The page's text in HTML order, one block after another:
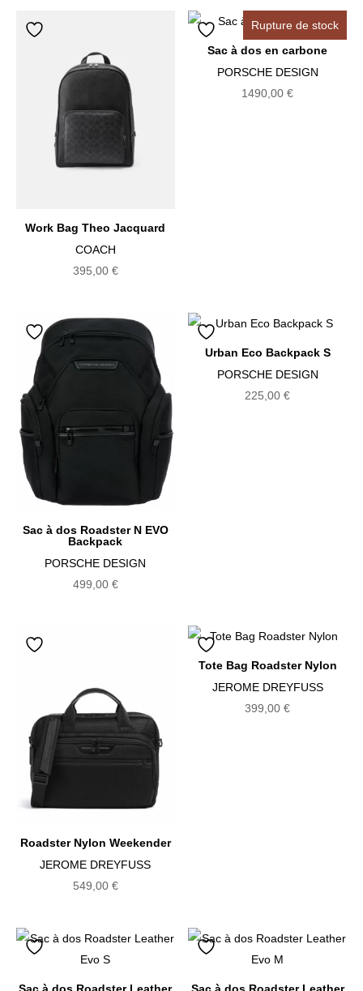
Work Bag Theo Jacquard
COACH
395,00 €
Rupture de stock
Sac à dos en carbone
PORSCHE DESIGN
1490,00€
Sac à dos Roadster N EVO
Backpack
PORSCHE DESIGN
499,00 €
Urban Eco Backpack S
PORSCHE DESIGN
225,00€
Roadster Nylon Weekender
JEROME DREYFUSS
549,00 €
Tote Bag Roadster Nylon
JEROME DREYFUSS
399,00€
Sac à dos Roadster Leather
Sac à dos Roadster Leather